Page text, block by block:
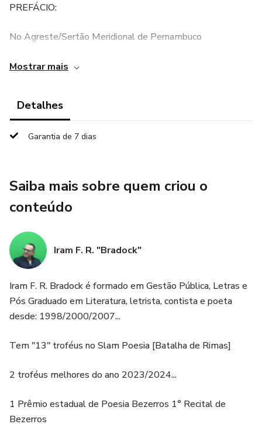
PREFÁCIO:
No Agreste/Sertão Meridional de Pernambuco
si mesmo, ninguém mais soubera onde terminara a guerra e
de erro… Mas quem vivera lá chamara de casa… Entre
Negras de Ultra Vigilância Canibal Neural, o tempo não
passado pelo pior… Ou pelo menos achara que sim.
ultra/secreto, ninguém tivera coragem de perguntar muito…
Destino: Iraque… Objetivo: Tumba de Gilgamesh.
como ferrugem: o que eles trouxeram do Agreste/Sertão…
Talvez fosse pior do que qualquer coisa que encontrariam
do outro lado do mundo.
***
SINOPSE:
Em um retro/futuro fragmentado, onde o Agreste
pernambucano se tornara um território cyber/punk
Mostrar mais
Detalhes
Garantia de 7 dias
Saiba mais sobre quem criou o
conteúdo
Iram F. R. "Bradock"
Iram F. R. Bradock é formado em Gestão Pública, Letras e
Pós Graduado em Literatura, letrista, contista e poeta
desde: 1998/2000/2007...
Tem "13" troféus no Slam Poesia [Batalha de Rimas]
2 troféus melhores do ano 2023/2024...
1 Prêmio estadual de Poesia Bezerros 1° Recital de
Bezerros